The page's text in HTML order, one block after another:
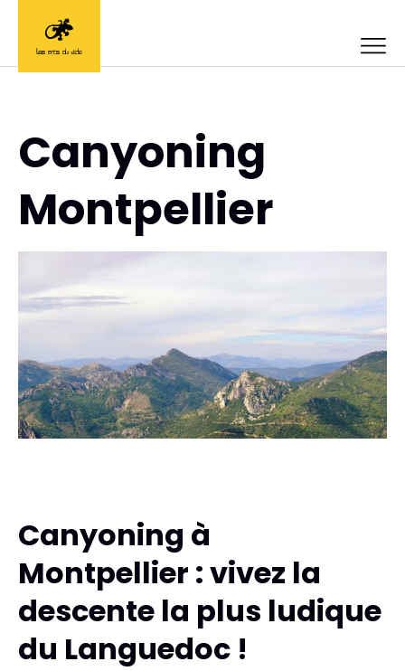
Canyoning
Montpellier
Canyoning à
Montpellier : vivez la
descente la plus ludique
du Languedoc !